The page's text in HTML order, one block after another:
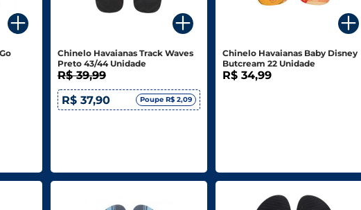
Chinelo Havaianas Track Waves
Preto 43/44 Unidade
R$ 39,99
R$ 37,90
Poupe R$ 2,09
Chinelo Havaianas Baby Disney
Butcream 22 Unidade
R$ 34,99